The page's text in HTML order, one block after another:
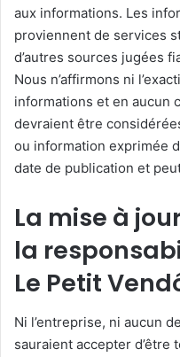
aux informations. Les
proviennent de services
d’autres sources jugées
Nous n’affirmons ni
informations et en aucun
devraient être
ou information exprimée
date de publication et
La mise à
la
Le Petit
Ni l’entreprise, ni aucun
sauraient accepter d’être